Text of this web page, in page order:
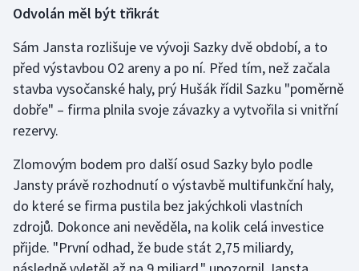
Odvolán měl být třikrát
Sám Jansta rozlišuje ve vývoji Sazky dvě období, a to
před výstavbou O2 areny a po ní. Před tím, než začala
stavba vysočanské haly, prý Hušák řídil Sazku "poměrně
dobře" – firma plnila svoje závazky a vytvořila si vnitřní
rezervy.
Zlomovým bodem pro další osud Sazky bylo podle
Jansty právě rozhodnutí o výstavbě multifunkční haly,
do které se firma pustila bez jakýchkoli vlastních
zdrojů. Dokonce ani nevěděla, na kolik celá investice
přijde. "První odhad, že bude stát 2,75 miliardy,